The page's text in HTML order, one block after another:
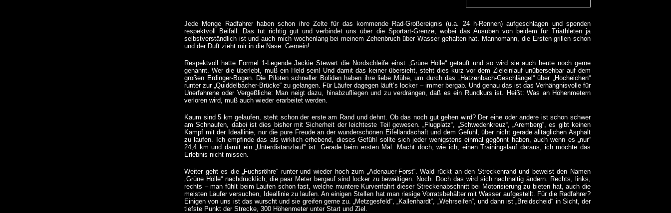
Jede Menge Radfahrer haben schon ihre Zelte für das kommende Rad-Großereignis (u.a. 24 h-Rennen) aufgeschlagen und spenden
respektvoll Beifall. Das tut richtig gut und verbindet uns über die Sportart-Grenze, wobei das Ausüben von beidem für Triathleten ja
selbstverständlich ist und auch mich wochenlang bei meinem Zehenbruch über Wasser gehalten hat. Mannomann, die Ersten grillen schon
und der Duft zieht mir in die Nase. Gemein!
Respektvoll hatte Formel 1-Legende Jackie Stewart die Nordschleife einst „Grüne Hölle“ getauft und so wird sie auch heute noch gerne
genannt. Wer die überlebt, muß ein Held sein! Und damit das keiner übersieht, steht dies kurz vor dem Zieleinlauf unübersehbar auf dem
großen Erdinger-Bogen. Die Piloten schneller Boliden haben ihre liebe Mühe, um durch das „Hatzenbach-Geschlängel“ über „Hocheichen“
runter zur „Quiddelbacher-Brücke“ zu gelangen. Für Läufer dagegen läuft’s locker – immer bergab. Und genau das ist das Verhängnisvolle für
Unerfahrene oder Vergeßliche: Man neigt dazu, hinabzufliegen und zu verdrängen, daß es ein Rundkurs ist. Heißt: Was an Höhenmetern
verloren wird, muß auch wieder erarbeitet werden.
Kaum sind 5 km gelaufen, steht schon der erste am Rand und dehnt. Ob das noch gut gehen wird? Der eine oder andere ist schon schwer
am Schnaufen, dabei ist dies bisher mit Sicherheit der leichteste Teil gewesen.„Flugplatz“, „Schwedenkreuz“, „Aremberg“, es gibt keinen
Kampf mit der Ideallinie, nur die pure Freude an der wunderschönen Eifellandschaft und dem Gefühl, über nicht gerade alltäglichen Asphalt
zu laufen. Ich empfinde das als wirklich erhebend, dieses Gefühl sollte sich jeder wenigstens einmal gegönnt haben, auch wenn es „nur“
24,4 km und damit ein „Unterdistanzlauf“ ist. Gerade beim ersten Mal. Macht doch, wie ich, einen Trainingslauf daraus, ich möchte das
Erlebnis nicht missen.
Weiter geht es die „Fuchsröhre“ runter und wieder hoch zum „Adenauer-Forst“. Wald rückt an den Streckenrand und beweist den Namen
„Grüne Hölle“ nachdrücklich; die paar Meter bergauf sind locker zu bewältigen. Noch. Doch das wird sich nachhaltig ändern. Rechts, links,
rechts – man fühlt beim Laufen schon fast, welche muntere Kurvenfahrt dieser Streckenabschnitt bei Motorisierung zu bieten hat, auch die
meisten Läufer versuchen, Ideallinie zu laufen. An einigen Stellen hat man riesige Vorratsbehälter mit Wasser aufgestellt. Für die Radfahrer?
Einigen von uns ist das wurscht und sie greifen gerne zu. „Metzgesfeld“, „Kallenhardt“, „Wehrseifen“, und dann ist „Breidscheid“ in Sicht, der
tiefste Punkt der Strecke, 300 Höhenmeter unter Start und Ziel.